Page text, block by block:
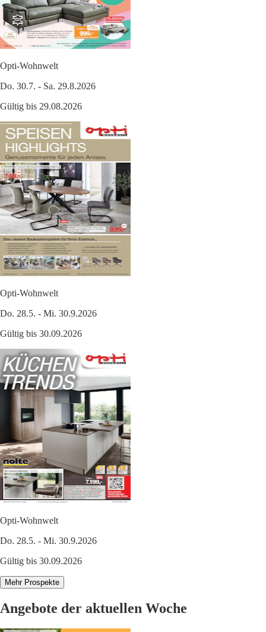
Opti-Wohnwelt
Do. 30.7. - Sa. 29.8.2026
Gültig bis 29.08.2026
Opti-Wohnwelt
Do. 28.5. - Mi. 30.9.2026
Gültig bis 30.09.2026
Opti-Wohnwelt
Do. 28.5. - Mi. 30.9.2026
Gültig bis 30.09.2026
Mehr Prospekte
Angebote der aktuellen Woche